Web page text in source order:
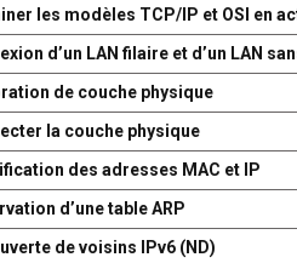
les modèles TCP/IP et OSI en
d’un LAN filaire et d’un LAN
de couche physique
la couche physique
des adresses MAC et IP
d’une table ARP
de voisins IPv6 (ND)